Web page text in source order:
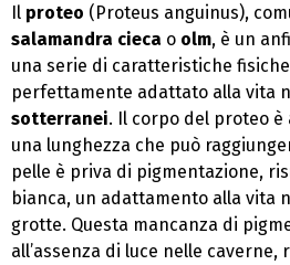
Il proteo (Proteus anguinus),
salamandra cieca o olm, è un
una serie di caratteristiche
perfettamente adattato alla vita
sotterranei. Il corpo del proteo è
una lunghezza che può
pelle è priva di pigmentazione,
bianca, un adattamento alla vita
grotte. Questa mancanza di
all’assenza di luce nelle